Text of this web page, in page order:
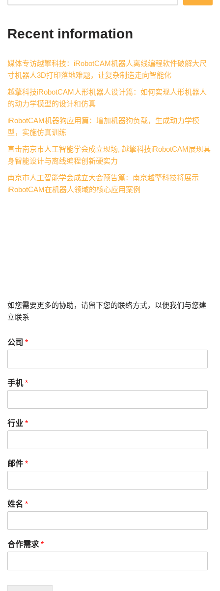
Recent information
媒体专访越擎科技：iRobotCAM机器人离线编程软件破解大尺
寸机器人3D打印落地难题，让复杂制造走向智能化
越擎科技iRobotCAM人形机器人设计篇：如何实现人形机器人
的动力学模型的设计和仿真
iRobotCAM机器狗应用篇：增加机器狗负载，生成动力学模
型，实施仿真训练
直击南京市人工智能学会成立现场, 越擎科技iRobotCAM展现具
身智能设计与离线编程创新硬实力
南京市人工智能学会成立大会预告篇：南京越擎科技将展示
iRobotCAM在机器人领域的核心应用案例
如您需要更多的协助，请留下您的联络方式，以便我们与您建
立联系
公司 *
手机*
行业 *
邮件 *
姓名 *
合作需求 *